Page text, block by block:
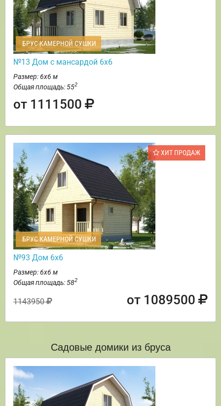
БРУС КАМЕРНОЙ СУШКИ
№13 Дом с мансардой 6х6
Размер: 6х6 м
Общая площадь: 552
от 1111500
ХИТ ПРОДАЖ
БРУС КАМЕРНОЙ СУШКИ
№93 Дом 6х6
Размер: 6х6 м
Общая площадь: 582
1143950 от 1089500
Садовые домики из бруса